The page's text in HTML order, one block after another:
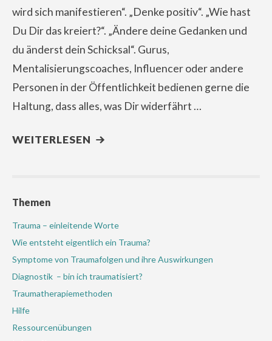
wird sich manifestieren“. „Denke positiv“. „Wie hast
Du Dir das kreiert?“. „Ändere deine Gedanken und
du änderst dein Schicksal“. Gurus,
Mentalisierungscoaches, Influencer oder andere
Personen in der Öffentlichkeit bedienen gerne die
Haltung, dass alles, was Dir widerfährt …
WEITERLESEN
Themen
Trauma – einleitende Worte
Wie entsteht eigentlich ein Trauma?
Symptome von Traumafolgen und ihre Auswirkungen
Diagnostik – bin ich traumatisiert?
Traumatherapiemethoden
Hilfe
Ressourcenübungen